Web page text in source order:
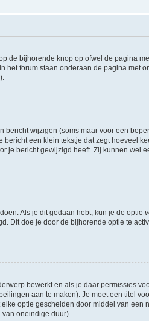
de bijhorende knop op ofwel de pagina
forum staan onderaan de pagina met
).
wijzigen (soms maar voor een
een klein tekstje dat zegt hoeveel
je bericht gewijzigd heeft. Zij kunnen wel
Als je dit gedaan hebt, kun je de optie
Dit doe je door de bijhorende optie te
bewerkt en als je daar permissies
aan te maken). Je moet een titel
optie gescheiden door middel van een
oneindige duur).